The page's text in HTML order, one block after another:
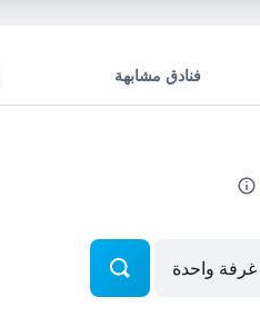
فنادق مشابهة